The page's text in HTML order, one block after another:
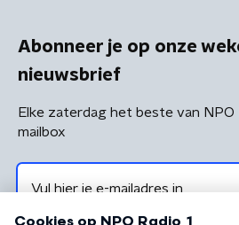
Abonneer je op onze
nieuwsbrief
Elke zaterdag het beste van NPO
mailbox